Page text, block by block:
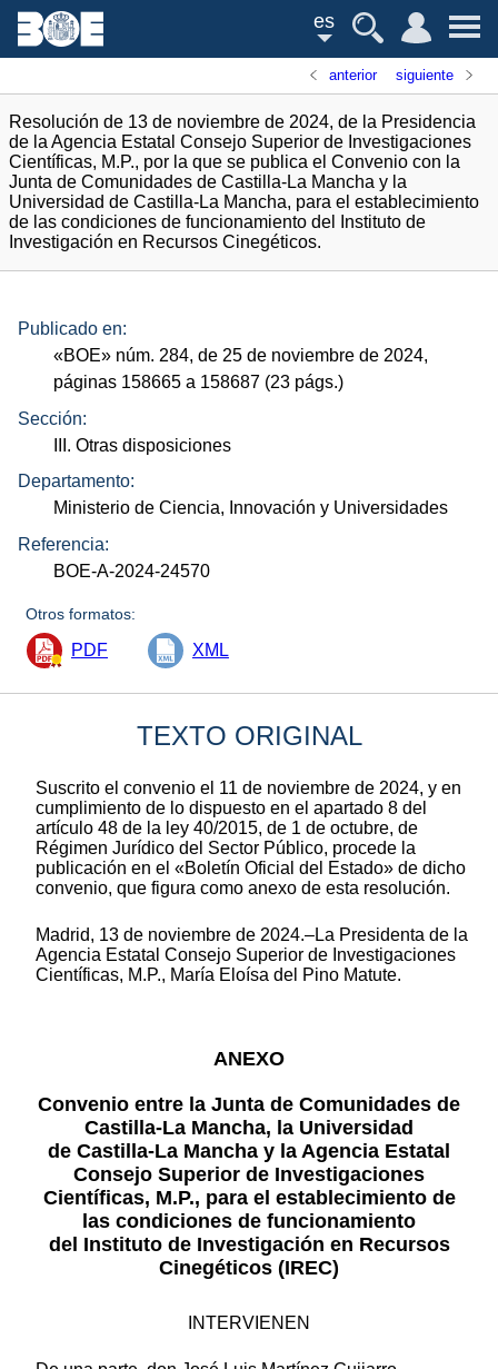
es
anterior siguiente
Resolución de 13 de noviembre de 2024, de la Presidencia
de la Agencia Estatal Consejo Superior de Investigaciones
Científicas, M.P., por la que se publica el Convenio con la
Junta de Comunidades de Castilla-La Mancha y la
Universidad de Castilla-La Mancha, para el establecimiento
de las condiciones de funcionamiento del Instituto de
Investigación en Recursos Cinegéticos.
Publicado en:
«BOE» núm. 284, de 25 de noviembre de 2024,
páginas 158665 a 158687 (23 págs.)
Sección:
III. Otras disposiciones
Departamento:
Ministerio de Ciencia, Innovación y Universidades
Referencia:
BOE-A-2024-24570
Otros formatos:
PDF XML
TEXTO ORIGINAL
Suscrito el convenio el 11 de noviembre de 2024, y en
cumplimiento de lo dispuesto en el apartado 8 del
artículo 48 de la ley 40/2015, de 1 de octubre, de
Régimen Jurídico del Sector Público, procede la
publicación en el «Boletín Oficial del Estado» de dicho
convenio, que figura como anexo de esta resolución.
Madrid, 13 de noviembre de 2024.–La Presidenta de la
Agencia Estatal Consejo Superior de Investigaciones
Científicas, M.P., María Eloísa del Pino Matute.
ANEXO
Convenio entre la Junta de Comunidades de
Castilla-La Mancha, la Universidad
de Castilla-La Mancha y la Agencia Estatal
Consejo Superior de Investigaciones
Científicas, M.P., para el establecimiento de
las condiciones de funcionamiento
del Instituto de Investigación en Recursos
Cinegéticos (IREC)
INTERVIENEN